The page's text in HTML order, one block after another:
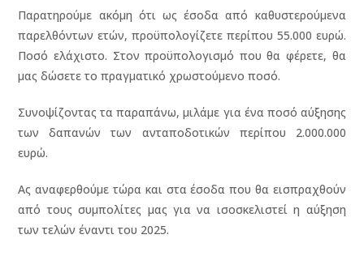
Παρατηρούμε ακόμη ότι ως έσοδα από καθυστερούμενα
παρελθόντων ετών, προϋπολογίζετε περίπου 55.000 ευρώ.
Ποσό ελάχιστο. Στον προϋπολογισμό που θα φέρετε, θα
μας δώσετε το πραγματικό χρωστούμενο ποσό.
Συνοψίζοντας τα παραπάνω, μιλάμε για ένα ποσό αύξησης
των δαπανών των ανταποδοτικών περίπου 2.000.000
ευρώ.
Ας αναφερθούμε τώρα και στα έσοδα που θα εισπραχθούν
από τους συμπολίτες μας για να ισοσκελιστεί η αύξηση
των τελών έναντι του 2025.